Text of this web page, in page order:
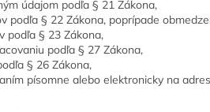
údajom podľa § 21 Zákona,
podľa § 22 Zákona, poprípade
podľa § 23 Zákona,
podľa § 27 Zákona,
§ 26 Zákona,
písomne alebo elektronicky na